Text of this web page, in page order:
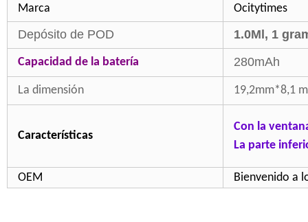
Marca Ocitytimes
Depósito de POD 1.0Ml, 1
Capacidad de la batería 280mAh
La dimensión 19,2mm*8,1
Características
Con la
La parte
OEM Bienvenido a